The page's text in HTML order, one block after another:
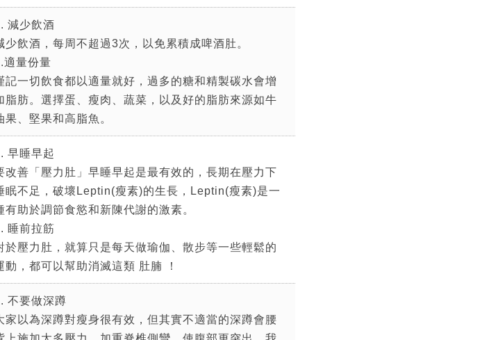
減少飲酒
少飲酒，每周不超過3次，以免累積成啤酒肚。
適量份量
記一切飲食都以適量就好，過多的糖和精製碳水會增
脂肪。選擇蛋、瘦肉、蔬菜，以及好的脂肪來源如牛
果、堅果和高脂魚。
早睡早起
改善「壓力肚」早睡早起是最有效的，長期在壓力下
眠不足，破壞Leptin(瘦素)的生長，Leptin(瘦素)是一
有助於調節食慾和新陳代謝的激素。
睡前拉筋
於壓力肚，就算只是每天做瑜伽、散步等一些輕鬆的
動，都可以幫助消滅這類 肚腩 ！
不要做深蹲
家以為深蹲對瘦身很有效，但其實不適當的深蹲會腰